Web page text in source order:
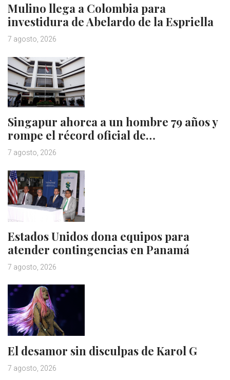
Mulino llega a Colombia para
investidura de Abelardo de la Espriella
7 agosto, 2026
Singapur ahorca a un hombre 79 años y
rompe el récord oficial de…
7 agosto, 2026
Estados Unidos dona equipos para
atender contingencias en Panamá
7 agosto, 2026
El desamor sin disculpas de Karol G
7 agosto, 2026